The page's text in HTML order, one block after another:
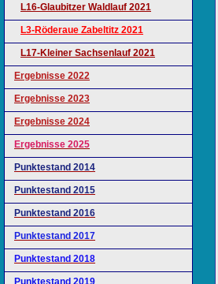
L16-Glaubitzer Waldlauf 2021
L3-Röderaue Zabeltitz 2021
L17-Kleiner Sachsenlauf 2021
Ergebnisse 2022
Ergebnisse 2023
Ergebnisse 2024
Ergebnisse 2025
Punktestand 2014
Punktestand 2015
Punktestand 2016
Punktestand 2017
Punktestand 2018
Punktestand 2019